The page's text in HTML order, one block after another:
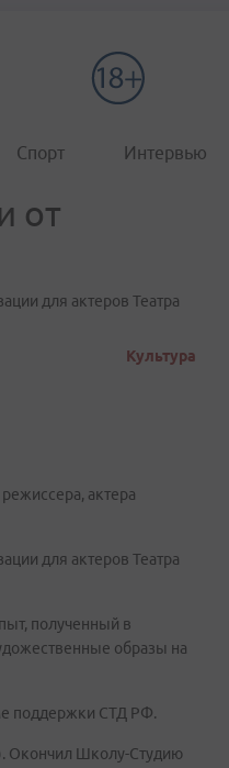
Спорт Интервью
от
для актеров Театра
Культура
актера
для актеров Театра
полученный в
образы на
поддержки СТД РФ.
Окончил Школу-Студию